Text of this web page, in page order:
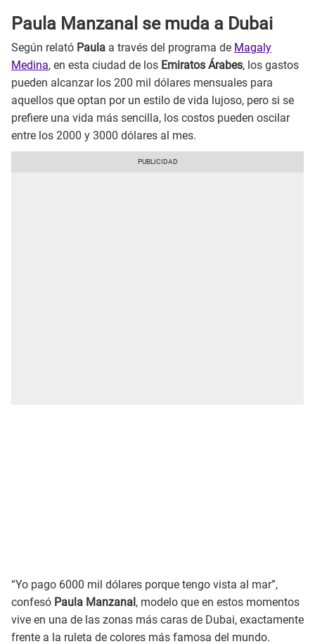
Paula Manzanal se muda a Dubai
Según relató Paula a través del programa de Magaly
Medina, en esta ciudad de los Emiratos Árabes, los gastos
pueden alcanzar los 200 mil dólares mensuales para
aquellos que optan por un estilo de vida lujoso, pero si se
prefiere una vida más sencilla, los costos pueden oscilar
entre los 2000 y 3000 dólares al mes.
“Yo pago 6000 mil dólares porque tengo vista al mar”,
confesó Paula Manzanal, modelo que en estos momentos
vive en una de las zonas más caras de Dubai, exactamente
frente a la ruleta de colores más famosa del mundo.